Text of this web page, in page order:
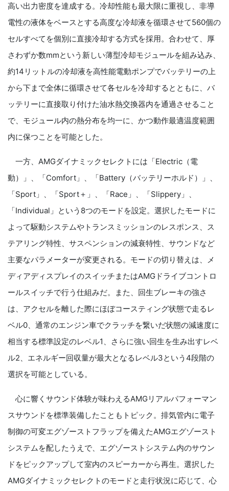
高い出力密度を達成する。冷却性能も最大限に重視し、非導
電性の液体をベースとする高度な冷却液を循環させて560個の
セルすべてを個別に直接冷却する方式を採用。合わせて、厚
さわずか数mmという新しい薄型冷却モジュールを組み込み、
約14リットルの冷却液を高性能電動ポンプでバッテリーの上
から下まで全体に循環させて各セルを冷却するとともに、バ
ッテリーに直接取り付けた油水熱交換器内を通過させること
で、モジュール内の熱分布を均一に、かつ動作最適温度範囲
内に保つことを可能とした。
一方、AMGダイナミックセレクトには「Electric（電
動）」、「Comfort」、「Battery（バッテリーホルド）」、
「Sport」、「Sport＋」、「Race」、「Slippery」、
「Individual」という8つのモードを設定。選択したモードに
よって駆動システムやトランスミッションのレスポンス、ス
テアリング特性、サスペンションの減衰特性、サウンドなど
主要なパラメーターが変更される。モードの切り替えは、メ
ディアディスプレイのスイッチまたはAMGドライブコントロ
ールスイッチで行う仕組みだ。また、回生ブレーキの強さ
は、アクセルを離した際にほぼコースティング状態で走るレ
ベル0、通常のエンジン車でクラッチを繋いだ状態の減速度に
相当する標準設定のレベル1、さらに強い回生を生み出すレベ
ル2、エネルギー回収量が最大となるレベル3という4段階の
選択を可能としている。
心に響くサウンド体験が味わえるAMGリアルパフォーマン
スサウンドを標準装備したこともトピック。排気管内に電子
制御の可変エグゾーストフラップを備えたAMGエグゾースト
システムを配したうえで、エグゾーストシステム内のサウン
ドをピックアップして室内のスピーカーから再生。選択した
AMGダイナミックセレクトのモードと走行状況に応じて、心